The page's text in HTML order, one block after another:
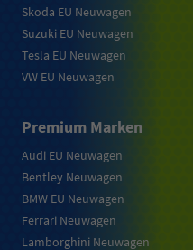
Skoda EU Neuwagen
Suzuki EU Neuwagen
Tesla EU Neuwagen
VW EU Neuwagen
Premium Marken
Audi EU Neuwagen
Bentley Neuwagen
BMW EU Neuwagen
Ferrari Neuwagen
Lamborghini Neuwagen